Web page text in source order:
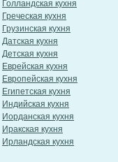
Голландская кухня
Греческая кухня
Грузинская кухня
Датская кухня
Детская кухня
Еврейская кухня
Европейская кухня
Египетская кухня
Индийская кухня
Иорданская кухня
Иракская кухня
Ирландская кухня